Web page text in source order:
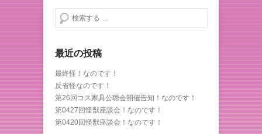
検索する
最近の投稿
最終怪！なのです！
反省怪なのです！
第26回コス家具公聴会開催告知！なのです！
第0427回怪獣座談会！なのです！
第0420回怪獣座談会！なのです！